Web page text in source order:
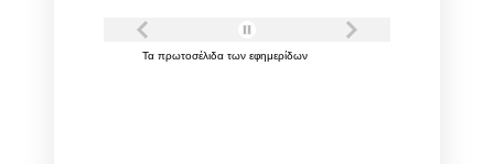
Τα πρωτοσέλιδα των εφημερίδων